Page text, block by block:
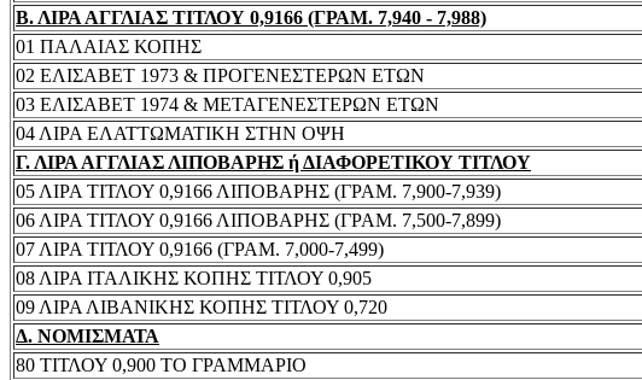
Β. ΛΙΡΑ ΑΓΓΛΙΑΣ ΤΙΤΛΟΥ 0,9166 (ΓΡΑΜ. 7,940 - 7,988)
01 ΠΑΛΑΙΑΣ ΚΟΠΗΣ
02 ΕΛΙΣΑΒΕΤ 1973 & ΠΡΟΓΕΝΕΣΤΕΡΩΝ ΕΤΩΝ
03 ΕΛΙΣΑΒΕΤ 1974 & ΜΕΤΑΓΕΝΕΣΤΕΡΩΝ ΕΤΩΝ
04 ΛΙΡΑ ΕΛΑΤΤΩΜΑΤΙΚΗ ΣΤΗΝ ΟΨΗ
Γ. ΛΙΡΑ ΑΓΓΛΙΑΣ ΛΙΠΟΒΑΡΗΣ ή ΔΙΑΦΟΡΕΤΙΚΟΥ ΤΙΤΛΟΥ
05 ΛΙΡΑ ΤΙΤΛΟΥ 0,9166 ΛΙΠΟΒΑΡΗΣ (ΓΡΑΜ. 7,900-7,939)
06 ΛΙΡΑ ΤΙΤΛΟΥ 0,9166 ΛΙΠΟΒΑΡΗΣ (ΓΡΑΜ. 7,500-7,899)
07 ΛΙΡΑ ΤΙΤΛΟΥ 0,9166 (ΓΡΑΜ. 7,000-7,499)
08 ΛΙΡΑ ΙΤΑΛΙΚΗΣ ΚΟΠΗΣ ΤΙΤΛΟΥ 0,905
09 ΛΙΡΑ ΛΙΒΑΝΙΚΗΣ ΚΟΠΗΣ ΤΙΤΛΟΥ 0,720
Δ. ΝΟΜΙΣΜΑΤΑ
80 ΤΙΤΛΟΥ 0,900 ΤΟ ΓΡΑΜΜΑΡΙΟ